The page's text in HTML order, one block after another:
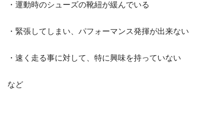
・運動時のシューズの靴紐が緩んでいる
・緊張してしまい、パフォーマンス発揮が出来ない
・速く走る事に対して、特に興味を持っていない
など